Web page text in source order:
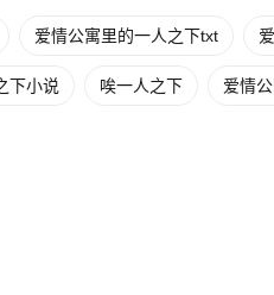
爱情公寓里的一人之下txt
下小说 唉一人之下 爱情